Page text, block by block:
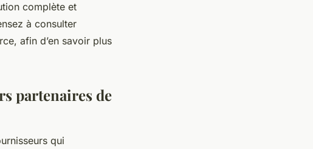
complète et
à consulter
afin d’en savoir plus
partenaires de
qui